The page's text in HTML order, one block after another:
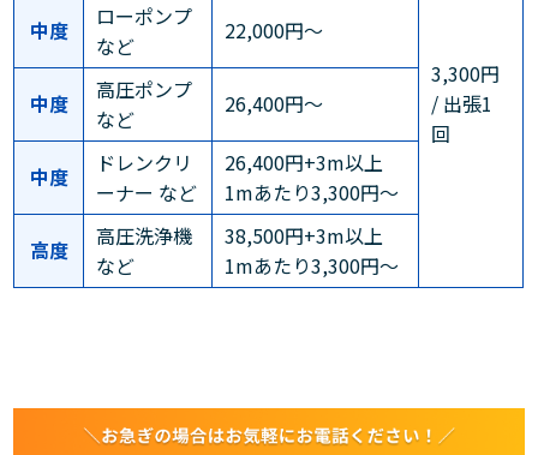
3,300円
/ 出張1
回
中度
ローポンプ
など
22,000円～
中度
高圧ポンプ
など
26,400円～
中度
ドレンクリ
ーナー など
26,400円+3m以上
1mあたり3,300円～
高度
高圧洗浄機
など
38,500円+3m以上
1mあたり3,300円～